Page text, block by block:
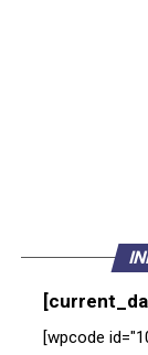
[wpcode